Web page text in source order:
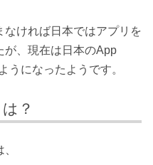
ければ日本ではアプリを
が、現在は日本のApp
うになったようです。
？